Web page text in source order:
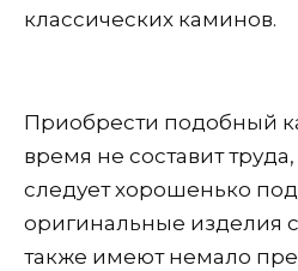
классических каминов.
Приобрести подобный
время не составит
следует хорошенько
оригинальные изделия
также имеют немало